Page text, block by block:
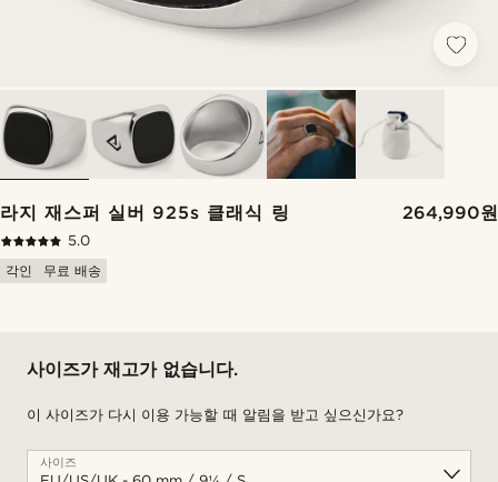
라지 재스퍼 실버 925s 클래식 링 264,990원
5.0
각인
무료 배송
사이즈가 재고가 없습니다.
이 사이즈가 다시 이용 가능할 때 알림을 받고 싶으신가요?
사이즈